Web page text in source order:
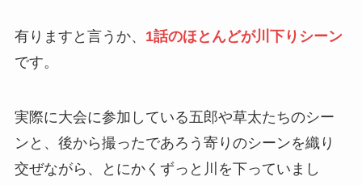
有りますと言うか、 1話のほとんどが川下りシーン
です。
実際に大会に参加している五郎や草太たちのシー
ンと、後から撮ったであろう寄りのシーンを織り
交ぜながら、とにかくずっと川を下っていまし